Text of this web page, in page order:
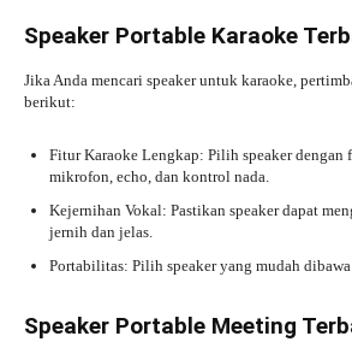
Speaker Portable Karaoke
Jika Anda mencari speaker untuk karaoke,
berikut:
Fitur Karaoke Lengkap: Pilih speaker dengan
mikrofon, echo, dan kontrol nada.
Kejernihan Vokal: Pastikan speaker dapat
jernih dan jelas.
Portabilitas: Pilih speaker yang mudah
Speaker Portable Meeting